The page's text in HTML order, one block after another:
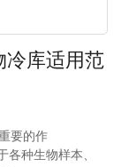
库适用范
要的作
种生物样本、